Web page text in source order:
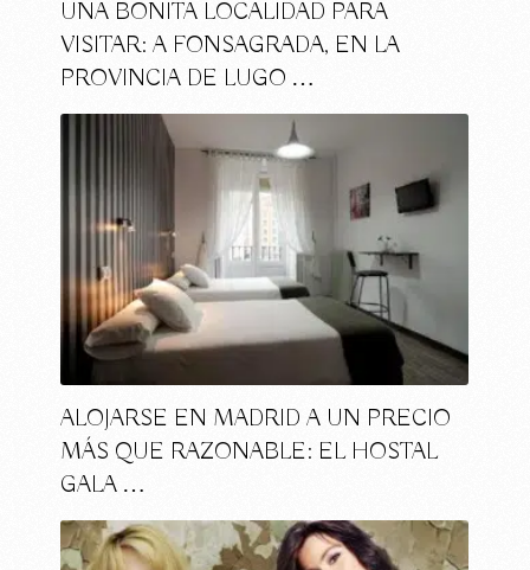
UNA BONITA LOCALIDAD PARA
VISITAR: A FONSAGRADA, EN LA
PROVINCIA DE LUGO …
ALOJARSE EN MADRID A UN PRECIO
MÁS QUE RAZONABLE: EL HOSTAL
GALA …